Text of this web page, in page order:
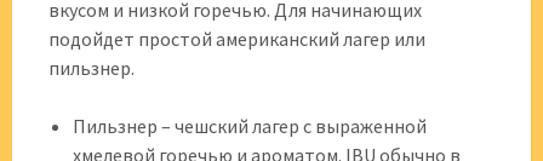
вкусом и низкой горечью. Для начинающих
подойдет простой американский лагер или
пильзнер.
Пильзнер – чешский лагер с выраженной
хмелевой горечью и ароматом. IBU обычно в